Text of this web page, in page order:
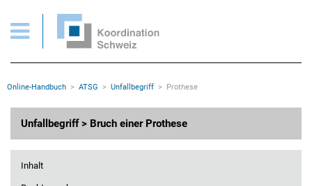
Wichtige Seiten
Home
Inhalt
Sitemap
Rootline Navigation
Online-Handbuch ATSG Unfallbegriff Prothese
Unfallbegriff > Bruch einer Prothese
Inhalt